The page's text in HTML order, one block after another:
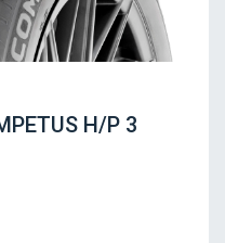
H/P 3